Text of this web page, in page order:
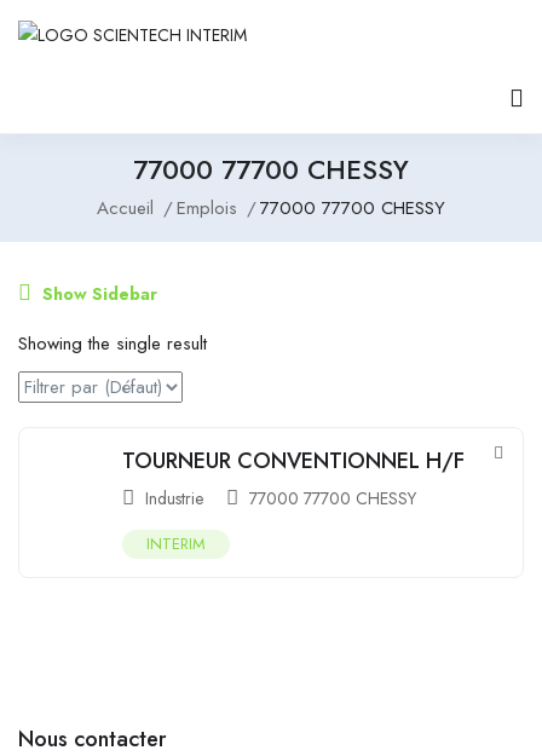
77000 77700 CHESSY
Accueil Emplois 77000 77700 CHESSY
Show Sidebar
Showing the single result
TOURNEUR CONVENTIONNEL H/F
Industrie 77000 77700 CHESSY
INTERIM
Nous contacter